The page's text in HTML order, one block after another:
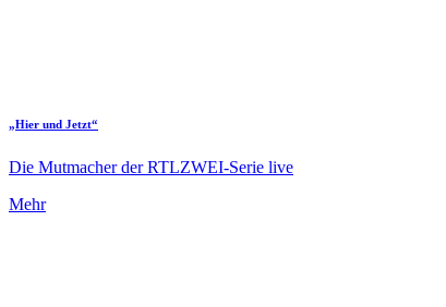
„Hier und Jetzt“
Die Mutmacher der RTLZWEI-Serie live
Mehr